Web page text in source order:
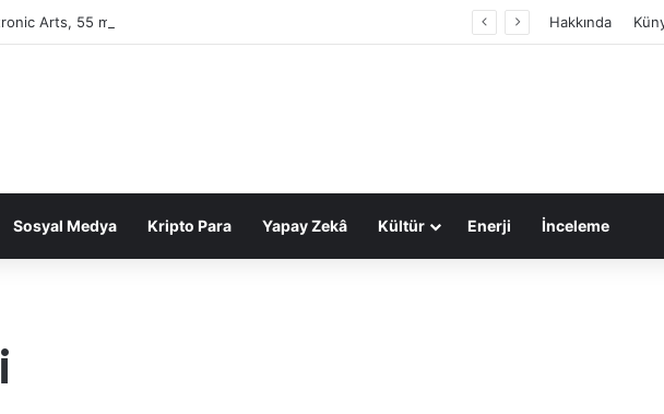
Arts, 55 milyar dolarlık anlaşmayla Suudi Arabistan’ın oldu Hakkında
Sosyal Medya Kripto Para Yapay Zekâ Kültür Enerji İnceleme